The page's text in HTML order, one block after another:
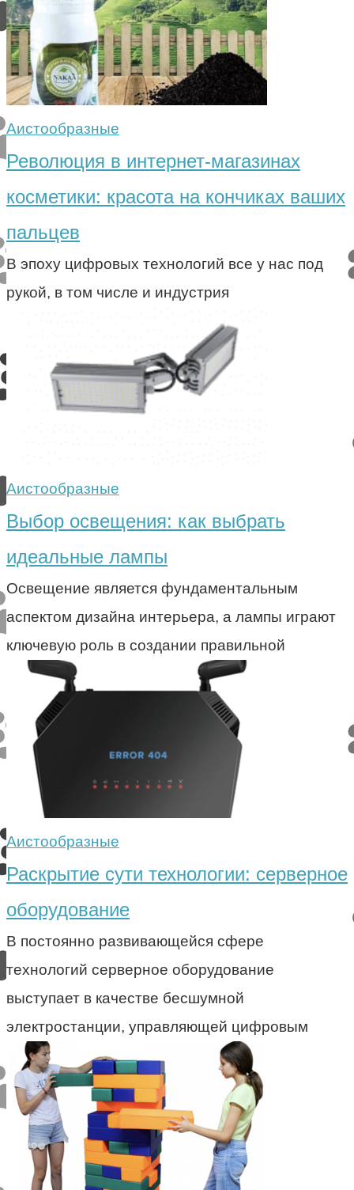
Аистообразные
Революция в интернет-магазинах
косметики: красота на кончиках ваших
пальцев
В эпоху цифровых технологий все у нас под
рукой, в том числе и индустрия
Аистообразные
Выбор освещения: как выбрать
идеальные лампы
Освещение является фундаментальным
аспектом дизайна интерьера, а лампы играют
ключевую роль в создании правильной
Аистообразные
Раскрытие сути технологии: серверное
оборудование
В постоянно развивающейся сфере
технологий серверное оборудование
выступает в качестве бесшумной
электростанции, управляющей цифровым